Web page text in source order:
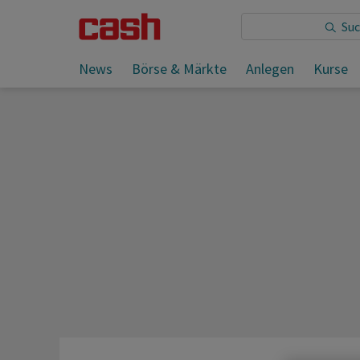
News Börse & Märkte Anlegen Kurse
Sie lesen: